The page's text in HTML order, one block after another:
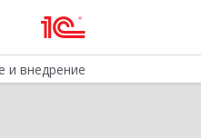
и внедрение